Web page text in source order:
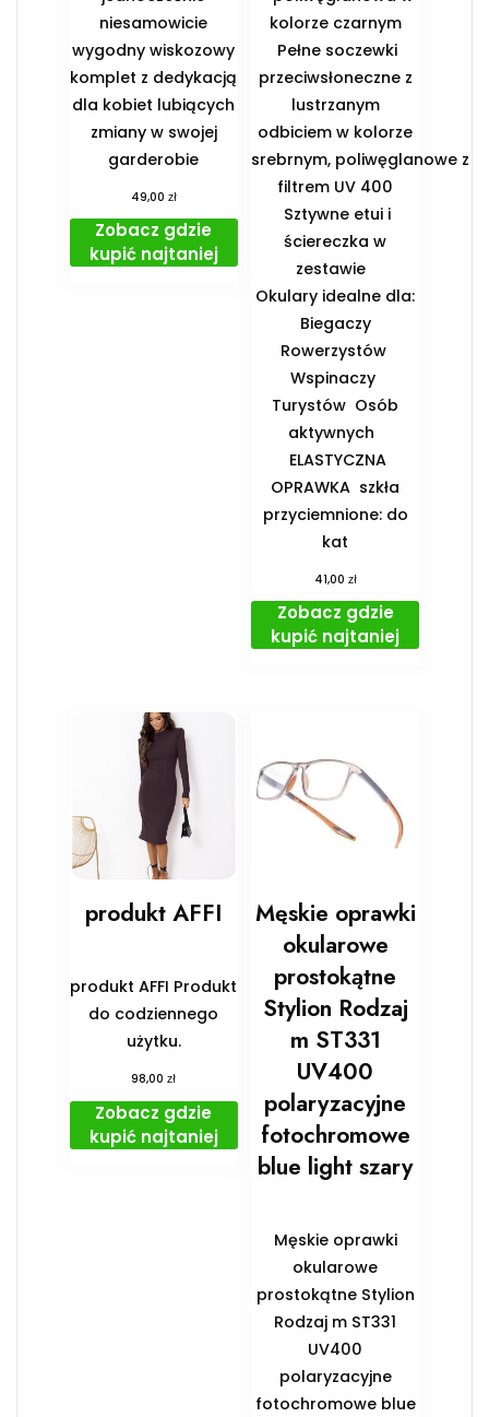
niesamowicie
wygodny wiskozowy
komplet z dedykacją
dla kobiet lubiących
zmiany w swojej
garderobie
49,00 zł
Zobacz gdzie
kupić najtaniej
kolorze czarnym
Pełne soczewki
przeciwsłoneczne z
lustrzanym
odbiciem w kolorze
srebrnym, poliwęglanowe z
filtrem UV 400
Sztywne etui i
ściereczka w
zestawie
️Okulary idealne dla:
️ Biegaczy ️
Rowerzystów ️
Wspinaczy ️
Turystów ️ Osób
aktywnych
️ ELASTYCZNA
OPRAWKA ️ szkła
przyciemnione: do
kat
41,00 zł
Zobacz gdzie
kupić najtaniej
produkt AFFI
produkt AFFI Produkt
do codziennego
użytku.
98,00zł
Zobacz gdzie
kupić najtaniej
Męskie oprawki
okularowe
prostokątne
Stylion Rodzaj
m ST331
UV400
polaryzacyjne
fotochromowe
blue light szary
Męskie oprawki
okularowe
prostokątne Stylion
Rodzaj m ST331
UV400
polaryzacyjne
fotochromowe blue